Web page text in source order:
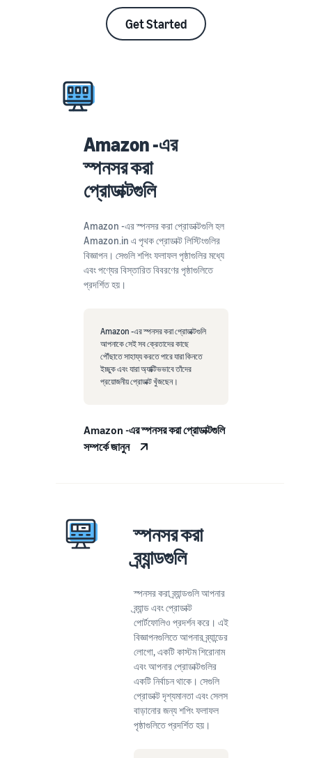
Get Started
Amazon -এর
স্পনসর করা
প্রোডাক্টগুলি
Amazon -এর স্পনসর করা প্রোডাক্টগুলি হল
Amazon.in এ পৃথক প্রোডাক্ট লিস্টিংগুলির
বিজ্ঞাপন। সেগুলি শপিং ফলাফল পৃষ্ঠাগুলির মধ্যে
এবং পণ্যের বিস্তারিত বিবরণের পৃষ্ঠাগুলিতে
প্রদর্শিত হয়।
Amazon -এর স্পনসর করা প্রোডাক্টগুলি
আপনাকে সেই সব ক্রেতাদের কাছে
পৌঁছাতে সাহায্য করতে পারে যারা কিনতে
ইচ্ছুক এবং যারা অ্যাক্টিভভাবে তাঁদের
প্রয়োজনীয় প্রোডাক্ট খুঁজছেন।
Amazon -এর স্পনসর করা প্রোডাক্টগুলি
সম্পর্কে জানুন
স্পনসর করা
ব্র্যান্ডগুলি
স্পনসর করা ব্র্যান্ডগুলি আপনার
ব্র্যান্ড এবং প্রোডাক্ট
পোর্টফোলিও প্রদর্শন করে। এই
বিজ্ঞাপনগুলিতে আপনার ব্র্যান্ডের
লোগো, একটি কাস্টম শিরোনাম
এবং আপনার প্রোডাক্টগুলির
একটি নির্বাচন থাকে। সেগুলি
প্রোডাক্ট দৃশ্যমানতা এবং সেলস
বাড়ানোর জন্য শপিং ফলাফল
পৃষ্ঠাগুলিতে প্রদর্শিত হয়।